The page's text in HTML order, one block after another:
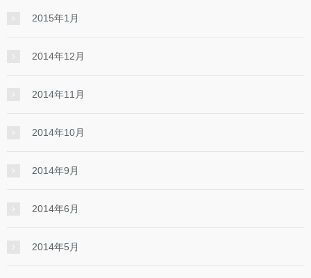
2015年1月
2014年12月
2014年11月
2014年10月
2014年9月
2014年6月
2014年5月